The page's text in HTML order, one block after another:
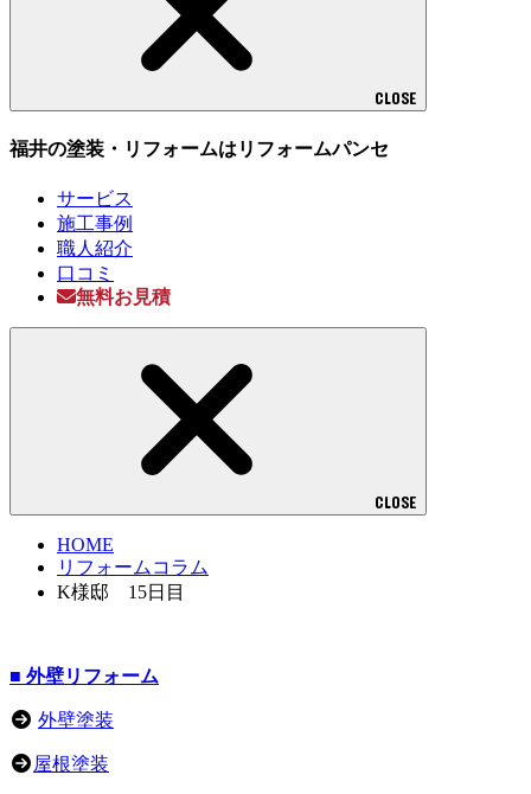
CLOSE
福井の塗装・リフォームはリフォームパンセ
サービス
施工事例
職人紹介
口コミ
無料お見積
CLOSE
HOME
リフォームコラム
K様邸 15日目
■ 外壁リフォーム
外壁塗装
屋根塗装